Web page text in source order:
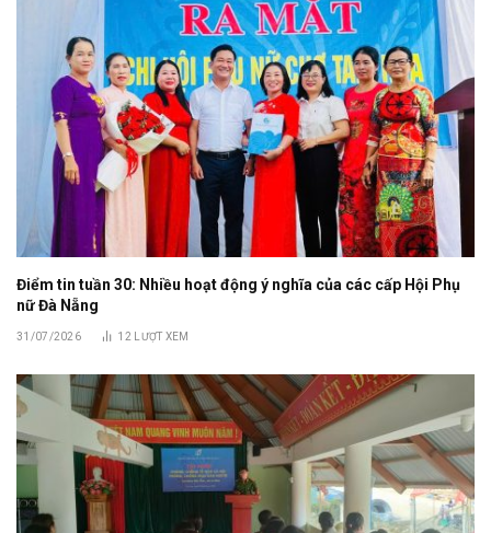
Điểm tin tuần 30: Nhiều hoạt động ý nghĩa của các cấp Hội Phụ
nữ Đà Nẵng
31/07/2026 12 LƯỢT XEM